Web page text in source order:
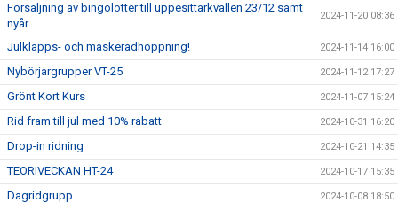
Försäljning av bingolotter till uppesittarkvällen 23/12 samt
nyår
2024-11-20 08:36
Julklapps- och maskeradhoppning! 2024-11-14 16:00
Nybörjargrupper VT-25 2024-11-12 17:27
Grönt Kort Kurs 2024-11-07 15:24
Rid fram till jul med 10% rabatt 2024-10-31 16:20
Drop-in ridning 2024-10-21 14:35
TEORIVECKAN HT-24 2024-10-17 15:35
Dagridgrupp 2024-10-08 18:50